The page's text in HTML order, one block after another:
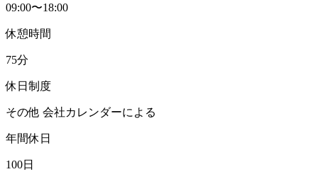
09:00〜18:00
休憩時間
75分
休日制度
その他 会社カレンダーによる
年間休日
100日